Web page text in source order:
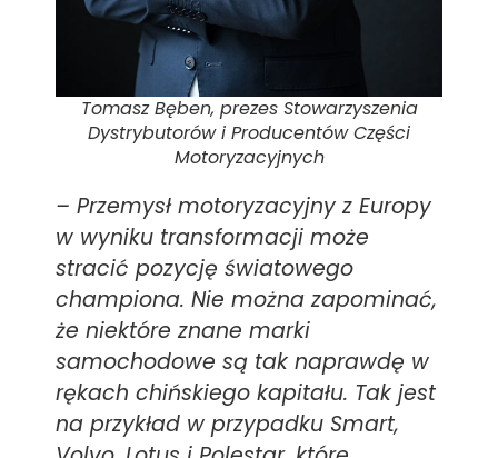
Tomasz Bęben, prezes Stowarzyszenia
Dystrybutorów i Producentów Części
Motoryzacyjnych
– Przemysł motoryzacyjny z Europy
w wyniku transformacji może
stracić pozycję światowego
championa. Nie można zapominać,
że niektóre znane marki
samochodowe są tak naprawdę w
rękach chińskiego kapitału. Tak jest
na przykład w przypadku Smart,